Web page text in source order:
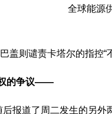
全球能源
盖则谴责卡塔尔的指控“
的争议——
报道了周二发生的另外